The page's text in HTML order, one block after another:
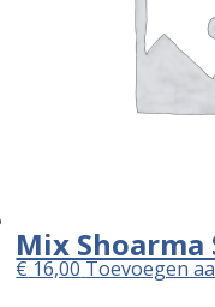
Mix Shoarma
€16,00Toevoegen